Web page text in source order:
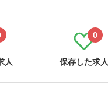
人 保存した求人
0